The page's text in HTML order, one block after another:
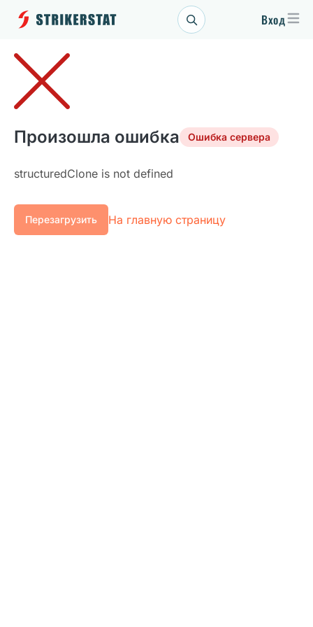
Вход
Произошла ошибка Ошибка сервера
structuredClone is not defined
Перезагрузить На главную страницу